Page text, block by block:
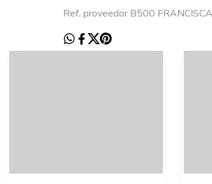
Ref. proveedor B500 FRANCISCA